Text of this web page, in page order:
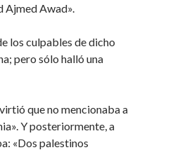
Ajmed Awad».
los culpables de dicho
pero sólo halló una
que no mencionaba a
Y posteriormente, a
«Dos palestinos